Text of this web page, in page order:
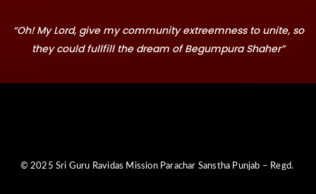
“Oh! My Lord, give my community extreemness to unite, so
they could fullfill the dream of Begumpura Shaher”
© 2025 Sri Guru Ravidas Mission Parachar Sanstha Punjab – Regd.